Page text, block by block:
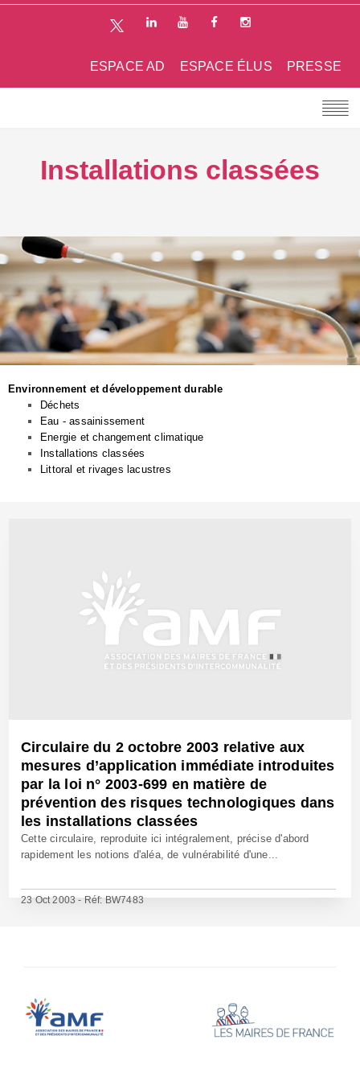
PRESSE
ESPACE ÉLUS
ESPACE AD
Installations classées
Environnement et développement durable
Déchets
Eau - assainissement
Energie et changement climatique
Installations classées
Littoral et rivages lacustres
Circulaire du 2 octobre 2003 relative aux
mesures d’application immédiate introduites
par la loi n° 2003-699 en matière de
prévention des risques technologiques dans
les installations classées
Cette circulaire, reproduite ici intégralement, précise d'abord
rapidement les notions d'aléa, de vulnérabilité d'une...
23 Oct 2003 - Réf: BW7483